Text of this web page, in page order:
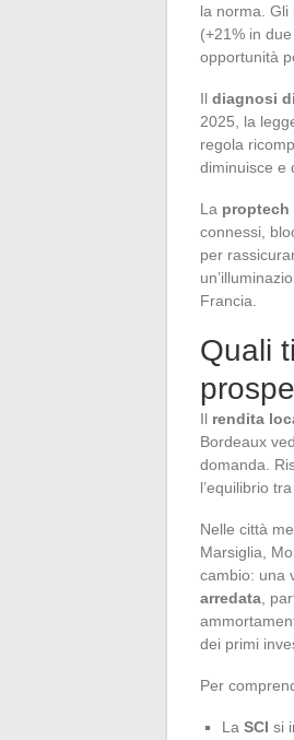
la norma. Gli
(+21% in
opportunità
Il diagnosi
2025, la
regola
diminuisce e
La proptech
connessi,
per
Francia.
Quali
Il rendita
Bordeaux
domanda.
l’equilibrio
Nelle città
Marsiglia,
cambio: una
arredata ,
dei primi
Per
La SCI si